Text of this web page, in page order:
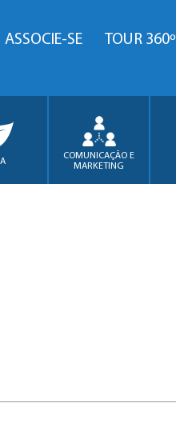
ASSOCIE-SE TOUR 360º
COMUNICAÇÃO E
MARKETING